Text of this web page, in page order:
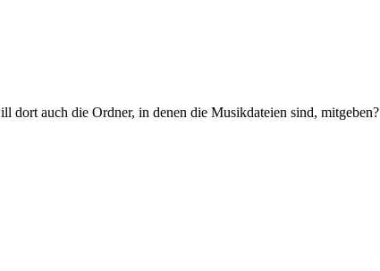
auch die Ordner, in denen die Musikdateien sind, mitgeben?